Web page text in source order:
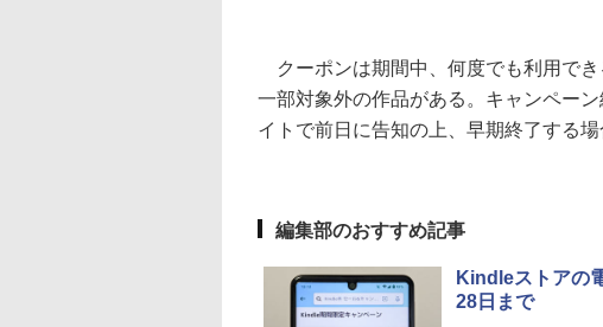
クーポンは期間中、何度でも利用でき
一部対象外の作品がある。キャンペー
イトで前日に告知の上、早期終了する場
編集部のおすすめ記事
Kindleストアの
28日まで